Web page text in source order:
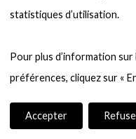
statistiques d’utilisation.
Pour plus d’information
Accepter
Sommaire
imagerie médicale et
véritable révolution
Vers de